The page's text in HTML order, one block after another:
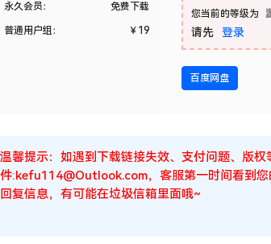
06.《标品干爆》大佬标品操盘01：百款淘沙法.mp4
07.《标品干爆》百款淘沙法：标品从0干到爆.mp4
08.《标品干爆》大佬标品操盘02：阶梯提价破量法.mp4
11.《标品干爆》标品裂变：1款裂变成20个链接.mp4
12.《标品干爆》20个链接全站推广：高投产操作.mp4
番外篇：拼多多直通车终极推广.mp4